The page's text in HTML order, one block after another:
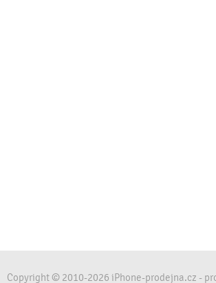
Copyright © 2010-2026 iPhone-prodejna.cz -